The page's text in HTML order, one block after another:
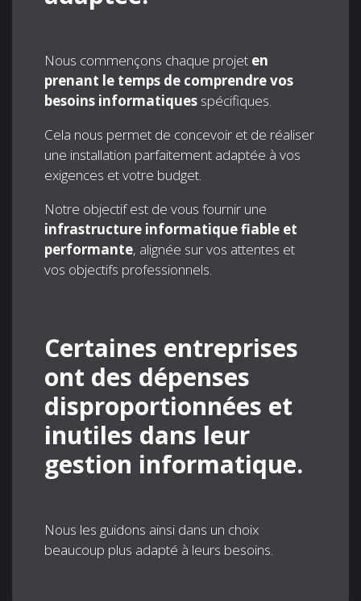
Nous commençons chaque projet en
prenant le temps de comprendre vos
besoins informatiques spécifiques.
Cela nous permet de concevoir et de réaliser
une installation parfaitement adaptée à vos
exigences et votre budget.
Notre objectif est de vous fournir une
infrastructure informatique fiable et
performante, alignée sur vos attentes et
vos objectifs professionnels.
Certaines entreprises
ont des dépenses
disproportionnées et
inutiles dans leur
gestion informatique.
Nous les guidons ainsi dans un choix
beaucoup plus adapté à leurs besoins.